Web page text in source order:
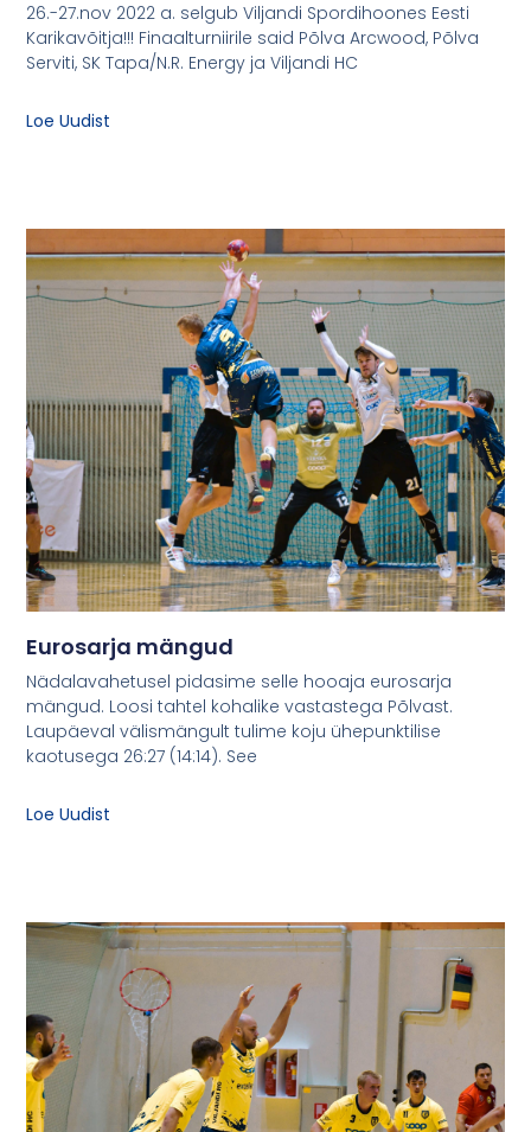
26.-27.nov 2022 a. selgub Viljandi Spordihoones Eesti
Karikavõitja!!! Finaalturniirile said Põlva Arcwood, Põlva
Serviti, SK Tapa/N.R. Energy ja Viljandi HC
Loe Uudist
Eurosarja mängud
Nädalavahetusel pidasime selle hooaja eurosarja
mängud. Loosi tahtel kohalike vastastega Põlvast.
Laupäeval välismängult tulime koju ühepunktilise
kaotusega 26:27 (14:14). See
Loe Uudist